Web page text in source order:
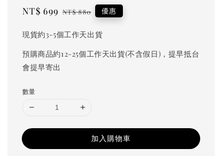
Sale
NT$ 699 Regular
NT$ 880 優惠
現貨約3-5個工作天出貨
預購商品約12-25個工作天出貨(不含假日)，提早抵台
會提早寄出
數量
加入購物車